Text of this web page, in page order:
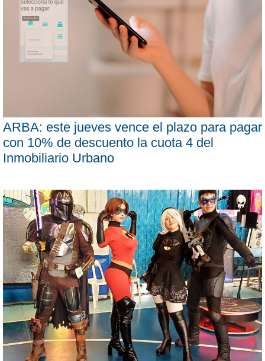
ARBA: este jueves vence el plazo para pagar
con 10% de descuento la cuota 4 del
Inmobiliario Urbano